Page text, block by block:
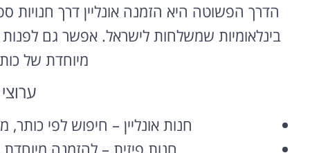
הדרך הפשוטה היא הזמנה אונליין דרך
בינלאומיות שמשלחות לישראל. אפשר גם
מיוחדת של
חנות אונליין – חיפוש לפי
חנות פיזית – להזמנה